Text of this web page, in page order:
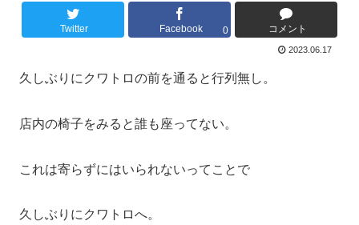
Twitter Facebook 0 コメント
2023.06.17
久しぶりにクワトロの前を通ると行列無し。
店内の椅子をみると誰も座ってない。
これは寄らずにはいられないってことで
久しぶりにクワトロへ。